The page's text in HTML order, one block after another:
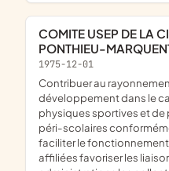
COMITE USEP DE LA CIRCONSCRIPTION DU
PONTHIEU-
1975-12-01
contribuer au rayonnement de l'école publique par le
développement dans le
physiques sportives et de
péri-scolaires
faciliter le
affiliées favoriser les